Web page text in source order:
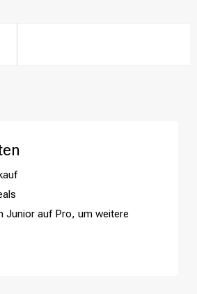
Junior auf Pro, um weitere